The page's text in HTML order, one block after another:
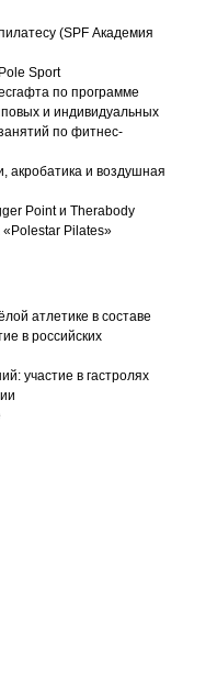
(SPF Академия
Sport
по программе
и индивидуальных
по фитнес-
акробатика и воздушная
Point и Therabody
Pilates»
атлетике в составе
в российских
участие в гастролях